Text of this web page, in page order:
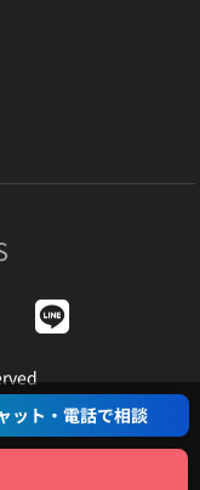
ット・電話で相談